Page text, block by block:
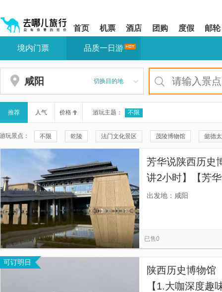
shift+enter
网
导
盲
导
模
您
站
区,
本
有
6
块,
按
下
Tab
键
浏
信
息
首页 机票 酒店 团购 度假 邮轮
您
站
区
境内门票 品质一日游
咸阳 切换目的地
推荐 人气 价格 游玩主题： 不限
游玩景点： 不限 乾陵 法门文化景区 茂陵博物馆 懿德
乾陵景区-无字碑 华山 西安城墙 钟鼓楼广场
大雁塔 汉阳陵国家考古遗址公园
《12.12》西安事变演出 《长恨歌》演出
郑国渠旅游风景区 东方大佛宫
秦兵马俑三号坑遗址 秦始皇兵马俑一号陪葬坑
芳华说陕西历史
讲2小时】【芳
出发地：咸阳
已售0
可订明日
陕西历史博物馆
【1.大咖深度趣